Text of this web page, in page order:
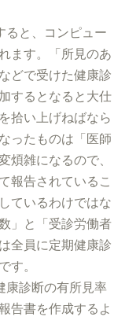
ると、コンピュー
ます。「所見のあ
どで受けた健康診
するとなると大仕
拾い上げねばなら
ったものは「医師
煩雑になるので、
報告されているこ
ているわけではな
」と「受診労働者
全員に定期健康診
す。
康診断の有所見率
告書を作成するよ